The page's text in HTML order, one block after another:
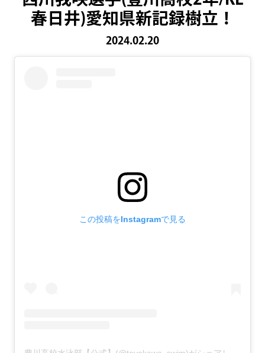
春日井)愛知県新記録樹立！
2024.02.20
この投稿をInstagramで見る